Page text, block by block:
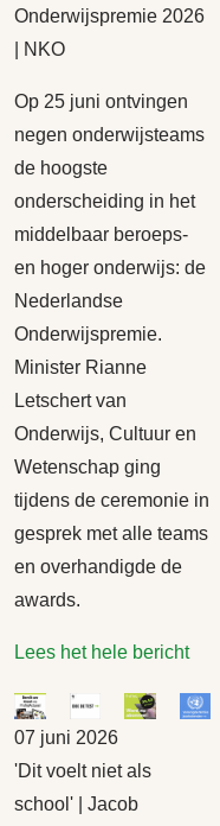
Onderwijspremie 2026
| NKO
Op 25 juni ontvingen
negen onderwijsteams
de hoogste
onderscheiding in het
middelbaar beroeps-
en hoger onderwijs: de
Nederlandse
Onderwijspremie.
Minister Rianne
Letschert van
Onderwijs, Cultuur en
Wetenschap ging
tijdens de ceremonie in
gesprek met alle teams
en overhandigde de
awards.
Lees het hele bericht
07 juni 2026
'Dit voelt niet als
school' | Jacob